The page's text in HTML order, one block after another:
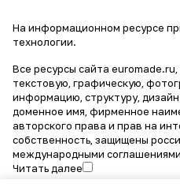
На информационном ресурсе
технологии.
Все ресурсы сайта
текстовую, графическую,
информацию, структуру,
доменное имя, фирменное
авторского права и прав на
собственность, защищены
международными
Читать далее